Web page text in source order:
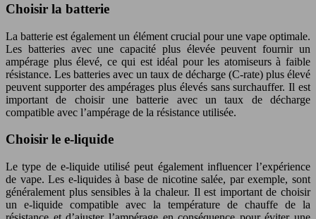
Choisir la batterie
La batterie est également un élément crucial pour une vape optimale.
Les batteries avec une capacité plus élevée peuvent fournir un
ampérage plus élevé, ce qui est idéal pour les atomiseurs à faible
résistance. Les batteries avec un taux de décharge (C-rate) plus élevé
peuvent supporter des ampérages plus élevés sans surchauffer. Il est
important de choisir une batterie avec un taux de décharge
compatible avec l’ampérage de la résistance utilisée.
Choisir le e-liquide
Le type de e-liquide utilisé peut également influencer l’expérience
de vape. Les e-liquides à base de nicotine salée, par exemple, sont
généralement plus sensibles à la chaleur. Il est important de choisir
un e-liquide compatible avec la température de chauffe de la